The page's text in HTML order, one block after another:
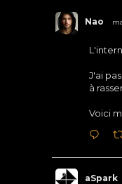
Nao
J'ai
à
Voici
aSpark